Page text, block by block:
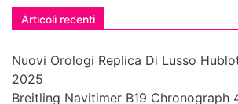
Articoli recenti
Nuovi Orologi Replica Di Lusso
2025
Breitling Navitimer B19 Chronograph